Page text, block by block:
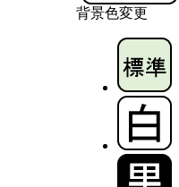
背景色変更